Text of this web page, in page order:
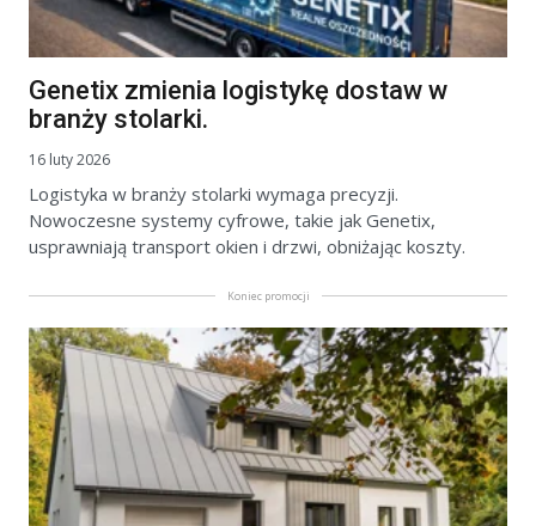
Genetix zmienia logistykę dostaw w
branży stolarki.
16 luty 2026
Logistyka w branży stolarki wymaga precyzji.
Nowoczesne systemy cyfrowe, takie jak Genetix,
usprawniają transport okien i drzwi, obniżając koszty.
Koniec promocji